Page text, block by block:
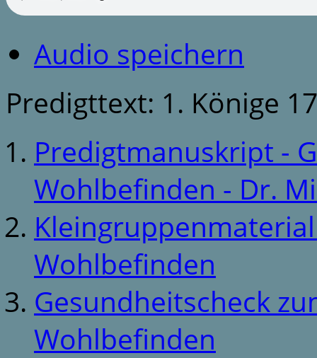
Audio speichern
Predigttext: 1. Könige
Predigtmanuskript -
Wohlbefinden - Dr.
Wohlbefinden
Gesundheitscheck
Wohlbefinden